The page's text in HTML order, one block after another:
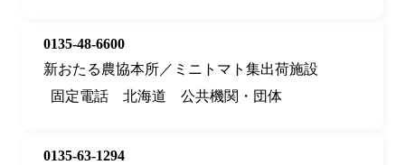
0135-48-6600
新おたる農協本所／ミニトマト集出荷施設
固定電話
北海道 公共機関・団体
0135-63-1294